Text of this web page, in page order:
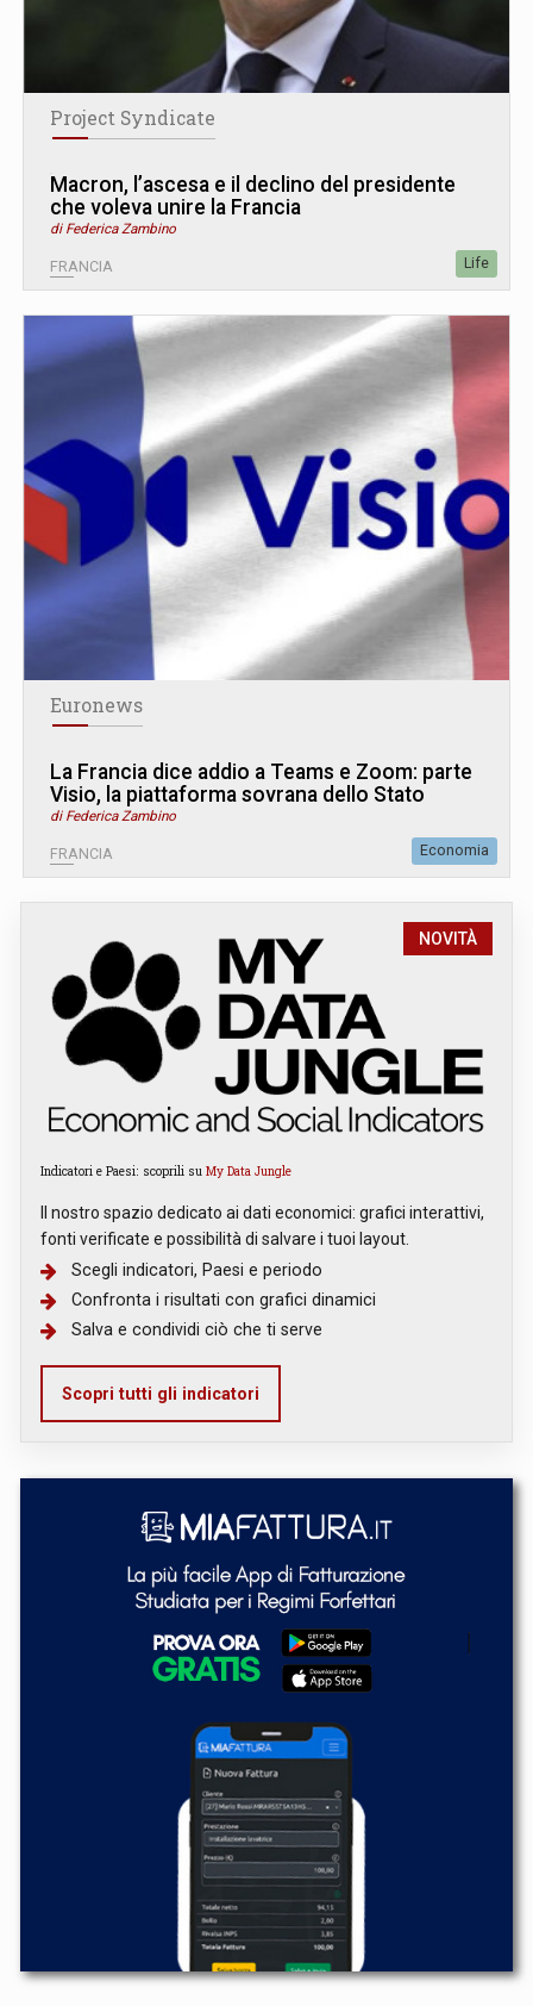
Project Syndicate
Macron, l’ascesa e il declino del presidente
che voleva unire la Francia
di Federica Zambino
FRANCIA Life
Euronews
La Francia dice addio a Teams e Zoom: parte
Visio, la piattaforma sovrana dello Stato
di Federica Zambino
FRANCIA Economia
NOVITÀ
Indicatori e Paesi: scoprili su My Data Jungle
Il nostro spazio dedicato ai dati economici: grafici interattivi,
fonti verificate e possibilità di salvare i tuoi layout.
Scegli indicatori, Paesi e periodo
Confronta i risultati con grafici dinamici
Salva e condividi ciò che ti serve
Scopri tutti gli indicatori